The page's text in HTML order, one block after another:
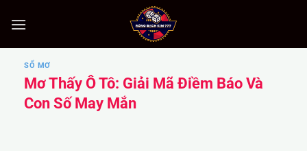
qua
SỔ MƠ
Mơ Thấy Ô Tô: Giải Mã Điềm Báo Và
Con Số May Mắn